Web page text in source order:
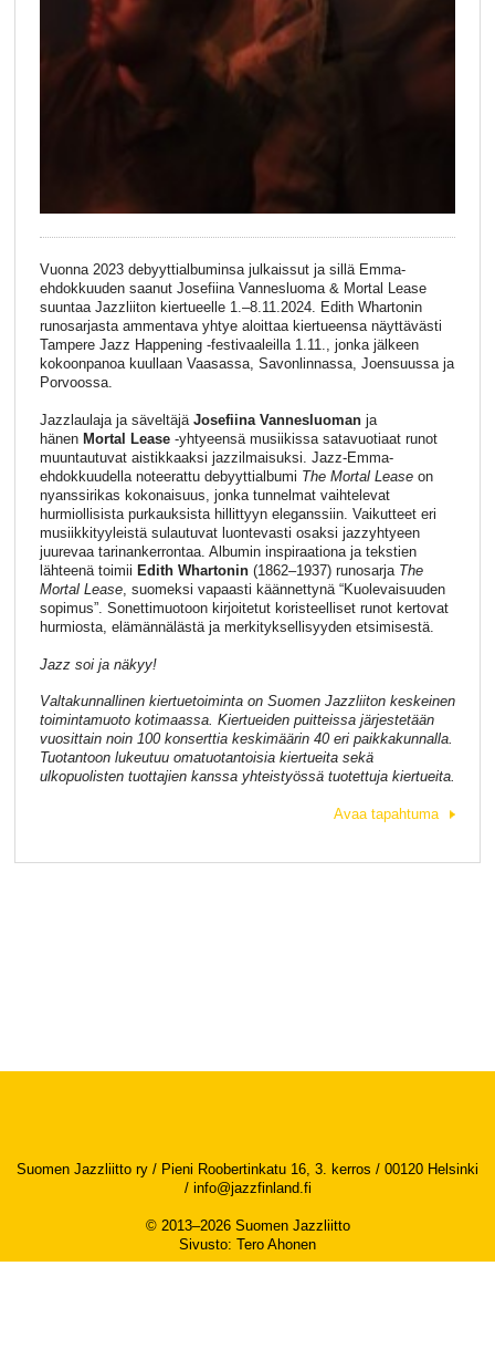
Vuonna 2023 debyyttialbuminsa julkaissut ja sillä Emma-
ehdokkuuden saanut Josefiina Vannesluoma & Mortal Lease
suuntaa Jazzliiton kiertueelle 1.–8.11.2024. Edith Whartonin
runosarjasta ammentava yhtye aloittaa kiertueensa näyttävästi
Tampere Jazz Happening -festivaaleilla 1.11., jonka jälkeen
kokoonpanoa kuullaan Vaasassa, Savonlinnassa, Joensuussa ja
Porvoossa.
Jazzlaulaja ja säveltäjä Josefiina Vannesluomanja
hänen Mortal Lease-yhtyeensä musiikissa satavuotiaat runot
muuntautuvat aistikkaaksi jazzilmaisuksi. Jazz-Emma-
ehdokkuudella noteerattu debyyttialbumi The Mortal Leaseon
nyanssirikas kokonaisuus, jonka tunnelmat vaihtelevat
hurmiollisista purkauksista hillittyyn eleganssiin. Vaikutteet eri
musiikkityyleistä sulautuvat luontevasti osaksi jazzyhtyeen
juurevaa tarinankerrontaa. Albumin inspiraationa ja tekstien
lähteenä toimii Edith Whartonin(1862–1937) runosarja The
Mortal Lease, suomeksi vapaasti käännettynä “Kuolevaisuuden
sopimus”. Sonettimuotoon kirjoitetut koristeelliset runot kertovat
hurmiosta, elämännälästä ja merkityksellisyyden etsimisestä.
Jazz soi ja näkyy!
Valtakunnallinen kiertuetoiminta on Suomen Jazzliiton keskeinen
toimintamuoto kotimaassa. Kiertueiden puitteissa järjestetään
vuosittain noin 100 konserttia keskimäärin 40 eri paikkakunnalla.
Tuotantoon lukeutuu omatuotantoisia kiertueita sekä
ulkopuolisten tuottajien kanssa yhteistyössä tuotettuja kiertueita.
Avaa tapahtuma
Suomen Jazzliitto ry / Pieni Roobertinkatu 16, 3. kerros / 00120 Helsinki
/ info@jazzfinland.fi
© 2013–2026 Suomen Jazzliitto
Sivusto: Tero Ahonen